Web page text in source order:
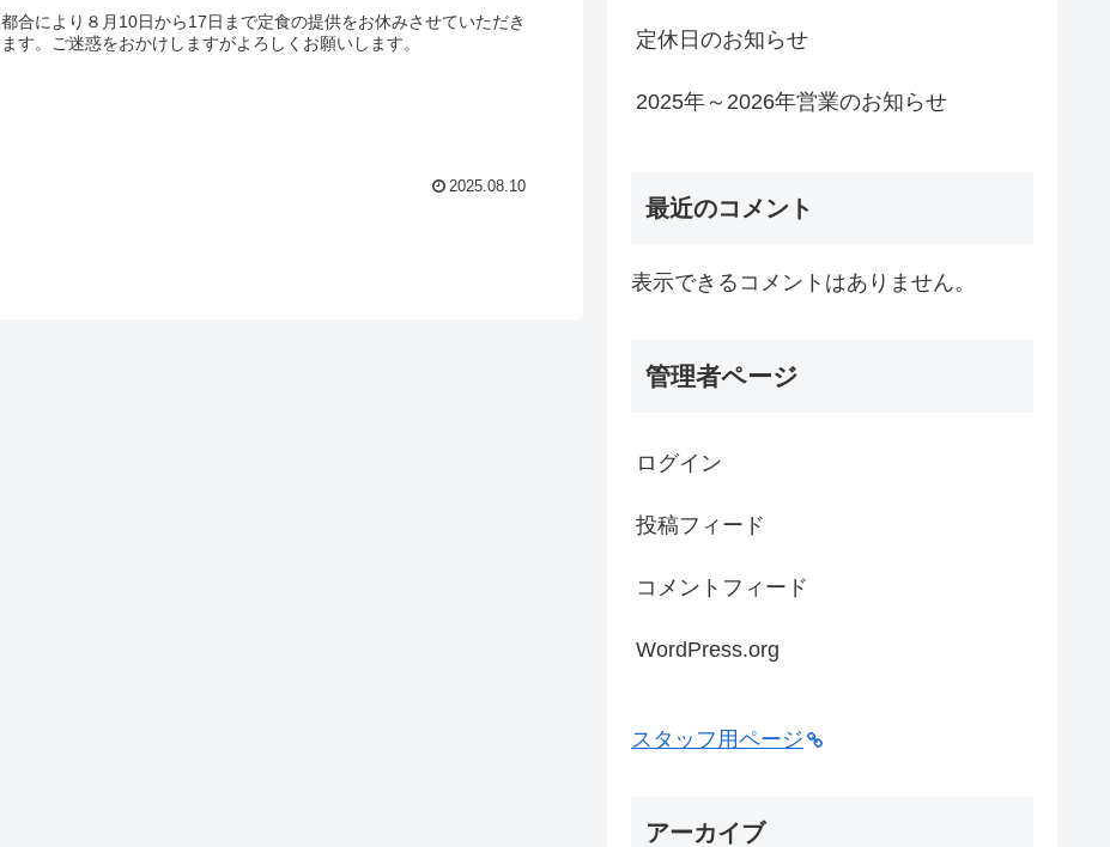
都合により８月10日から17日まで定食の提供をお休みさせていただき
ます。ご迷惑をおかけしますがよろしくお願いします。
2025.08.10
定休日のお知らせ
2025年～2026年営業のお知らせ
最近のコメント
表示できるコメントはありません。
管理者ページ
ログイン
投稿フィード
コメントフィード
WordPress.org
スタッフ用ページ
アーカイブ